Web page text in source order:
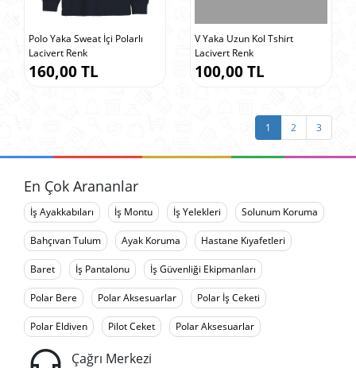
Polo Yaka Sweat İçi Polarlı
Lacivert Renk
160,00 TL
V Yaka Uzun Kol Tshirt
Lacivert Renk
100,00 TL
1 2 3
En Çok Arananlar
İş Ayakkabıları İş Montu İş Yelekleri Solunum Koruma
Bahçıvan Tulum Ayak Koruma Hastane Kıyafetleri
Baret İş Pantalonu İş Güvenliği Ekipmanları
Polar Bere Polar Aksesuarlar Polar İş Ceketi
Polar Eldiven Pilot Ceket Polar Aksesuarlar
Çağrı Merkezi